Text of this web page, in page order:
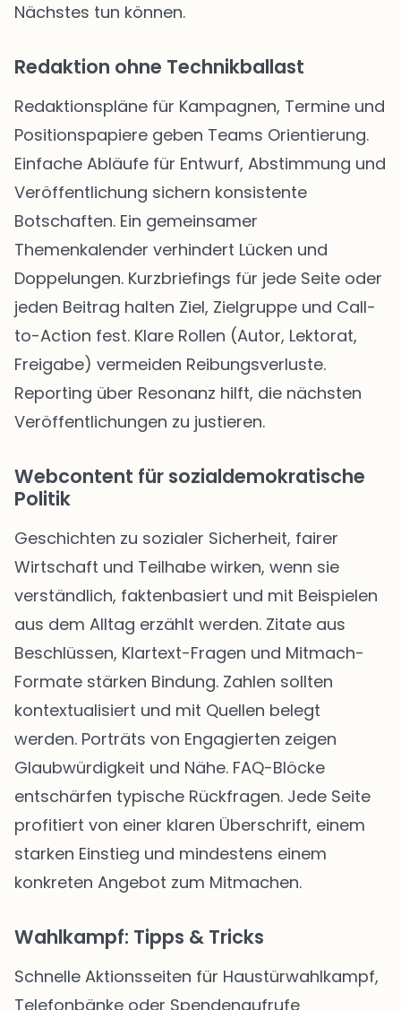
Nächstes tun können.
Redaktion ohne Technikballast
Redaktionspläne für Kampagnen, Termine und
Positionspapiere geben Teams Orientierung.
Einfache Abläufe für Entwurf, Abstimmung und
Veröffentlichung sichern konsistente
Botschaften. Ein gemeinsamer
Themenkalender verhindert Lücken und
Doppelungen. Kurzbriefings für jede Seite oder
jeden Beitrag halten Ziel, Zielgruppe und Call-
to-Action fest. Klare Rollen (Autor, Lektorat,
Freigabe) vermeiden Reibungsverluste.
Reporting über Resonanz hilft, die nächsten
Veröffentlichungen zu justieren.
Webcontent für sozialdemokratische
Politik
Geschichten zu sozialer Sicherheit, fairer
Wirtschaft und Teilhabe wirken, wenn sie
verständlich, faktenbasiert und mit Beispielen
aus dem Alltag erzählt werden. Zitate aus
Beschlüssen, Klartext-Fragen und Mitmach-
Formate stärken Bindung. Zahlen sollten
kontextualisiert und mit Quellen belegt
werden. Porträts von Engagierten zeigen
Glaubwürdigkeit und Nähe. FAQ-Blöcke
entschärfen typische Rückfragen. Jede Seite
profitiert von einer klaren Überschrift, einem
starken Einstieg und mindestens einem
konkreten Angebot zum Mitmachen.
Wahlkampf: Tipps & Tricks
Schnelle Aktionsseiten für Haustürwahlkampf,
Telefonbänke oder Spendenaufrufe